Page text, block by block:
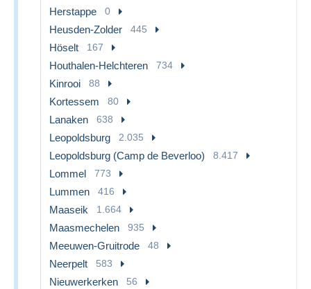
Herstappe 0
Heusden-Zolder 445
Höselt 167
Houthalen-Helchteren 734
Kinrooi 88
Kortessem 80
Lanaken 638
Leopoldsburg 2.035
Leopoldsburg (Camp de Beverloo) 8.417
Lommel 773
Lummen 416
Maaseik 1.664
Maasmechelen 935
Meeuwen-Gruitrode 48
Neerpelt 583
Nieuwerkerken 56